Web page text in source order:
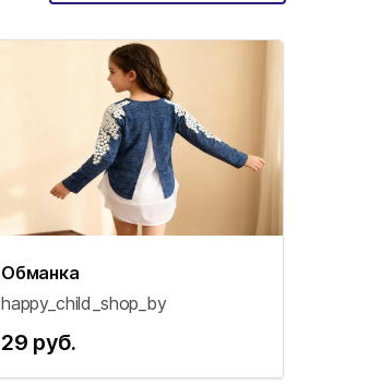
Обманка
happy_child_shop_by
29 руб.